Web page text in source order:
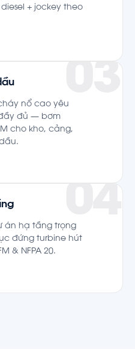
+ jockey theo
nổ cao yêu
đủ — bơm
cho kho, cảng,
án hạ tầng trọng
đứng turbine hút
& NFPA 20.